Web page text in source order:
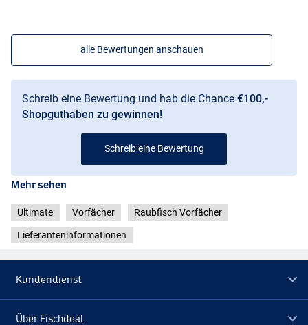
alle Bewertungen anschauen
Schreib eine Bewertung und hab die Chance €100,-
Shopguthaben zu gewinnen!
Schreib eine Bewertung
Mehr sehen
Ultimate Vorfächer Raubfisch Vorfächer
Lieferanteninformationen
Kundendienst
Über Fischdeal